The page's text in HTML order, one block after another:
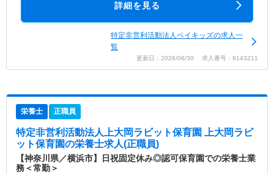
詳細を見る
特定非営利活動法人ベイキッズの求人一
覧
更新日：2026/06/30 求人番号：9143211
栄養士 正職員
特定非営利活動法人上大岡ラビット保育園 上大岡ラビ
ット保育園の栄養士求人(正職員)
【神奈川県／横浜市】日祝固定休み◎認可保育園での栄養士業
務＜常勤＞